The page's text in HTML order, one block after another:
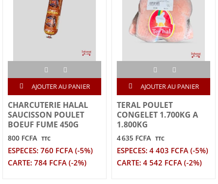
AJOUTER AU PANIER
CHARCUTERIE HALAL
SAUCISSON POULET
BOEUF FUME 450G
800 FCFA TTC
ESPECES: 760 FCFA (-5%)
CARTE: 784 FCFA (-2%)
AJOUTER AU PANIER
TERAL POULET
CONGELET 1.700KG A
1.800KG
4 635 FCFA TTC
ESPECES: 4 403 FCFA (-5%)
CARTE: 4 542 FCFA (-2%)